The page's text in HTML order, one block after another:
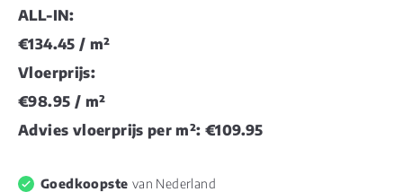
ALL-IN:
€134.45 / m²
Vloerprijs:
€98.95 / m²
Advies vloerprijs per m²: €109.95
Goedkoopste van Nederland